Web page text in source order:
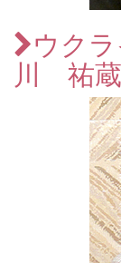
ウク
川 祐